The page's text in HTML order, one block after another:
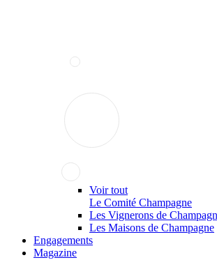
Voir tout
Le Comité Champagne
Les Vignerons de
Les Maisons de Champagne
Engagements
Magazine